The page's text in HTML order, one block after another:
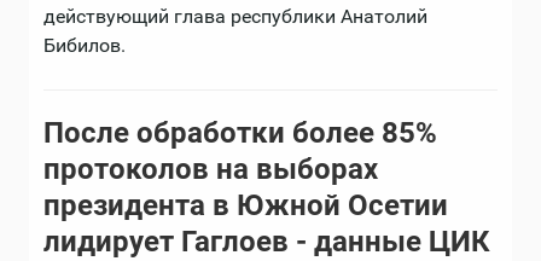
действующий глава республики Анатолий
Бибилов.
После обработки более 85%
протоколов на выборах
президента в Южной Осетии
лидирует Гаглоев - данные ЦИК